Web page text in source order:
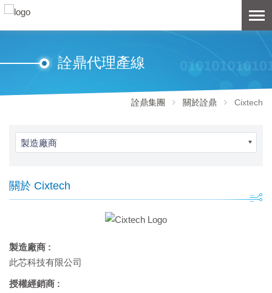
詮鼎代理產線
詮鼎集團 關於詮鼎 Cixtech
製造廠商
關於 Cixtech
製造廠商 :
此芯科技有限公司
授權經銷商 :